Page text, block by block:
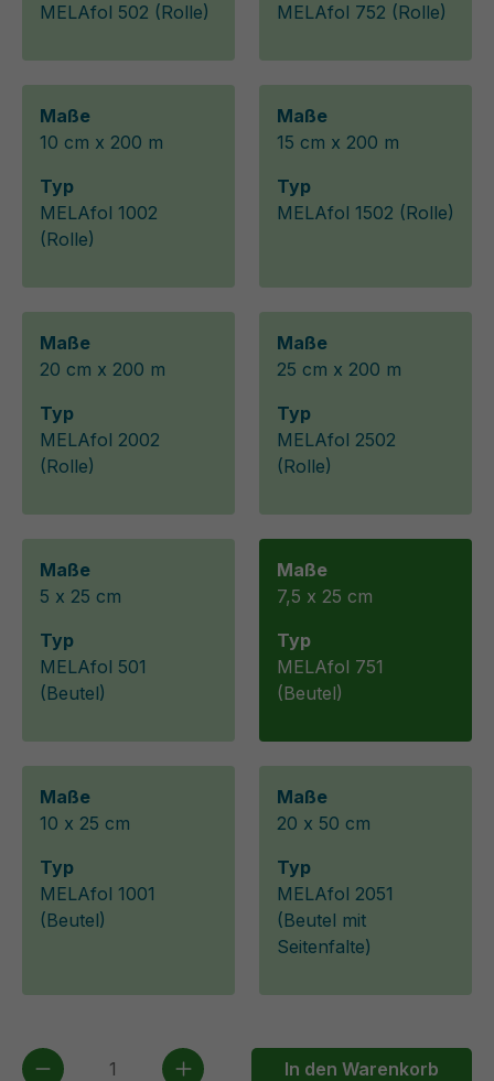
MELAfol 502 (Rolle)
MELAfol 752 (Rolle)
Maße
10 cm x 200 m
Typ
MELAfol 1002
(Rolle)
Maße
15 cm x 200 m
Typ
MELAfol 1502 (Rolle)
Maße
20 cm x 200 m
Typ
MELAfol 2002
(Rolle)
Maße
25 cm x 200 m
Typ
MELAfol 2502
(Rolle)
Maße
5 x 25 cm
Typ
MELAfol 501
(Beutel)
Maße
7,5 x 25 cm
Typ
MELAfol 751
(Beutel)
Maße
10 x 25 cm
Typ
MELAfol 1001
(Beutel)
Maße
20 x 50 cm
Typ
MELAfol 2051
(Beutel mit
Seitenfalte)
Produkt Anzahl: Gib den gewünschten
In den Warenkorb